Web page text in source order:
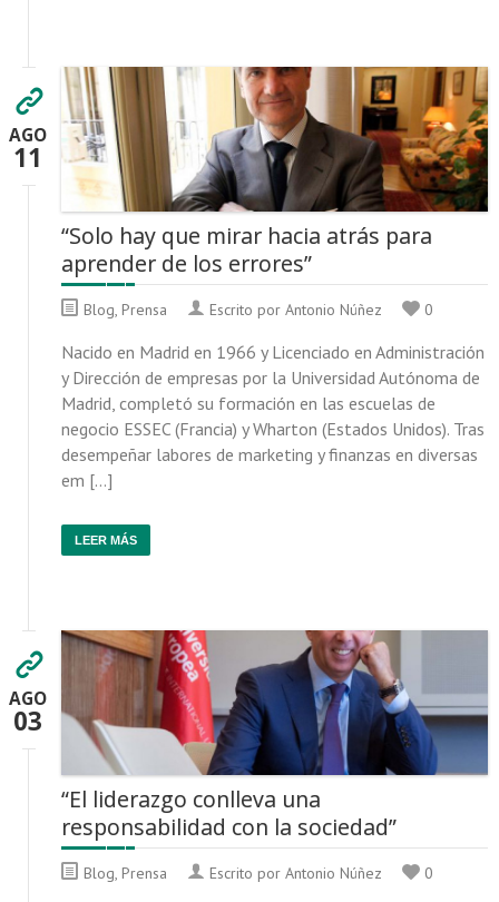
AGO
11
“Solo hay que mirar hacia atrás para
aprender de los errores”
Blog, Prensa Escrito por Antonio Núñez 0
Nacido en Madrid en 1966 y Licenciado en Administración
y Dirección de empresas por la Universidad Autónoma de
Madrid, completó su formación en las escuelas de
negocio ESSEC (Francia) y Wharton (Estados Unidos). Tras
desempeñar labores de marketing y finanzas en diversas
em […]
LEER MÁS
AGO
03
“El liderazgo conlleva una
responsabilidad con la sociedad”
Blog, Prensa Escrito por Antonio Núñez 0